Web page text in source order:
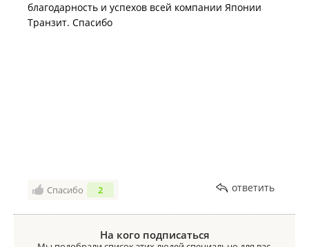
благодарность и успехов всей компании Японии
Транзит. Спасибо
Спасибо 2 ответить
На кого подписаться